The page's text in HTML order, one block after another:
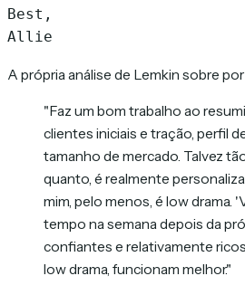
Best,
A própria análise de Lemkin sobre
"Faz um bom trabalho ao
clientes iniciais e tração, perfil
tamanho de mercado. Talvez
quanto, é realmente
mim, pelo menos, é low drama.
tempo na semana depois da
confiantes e relativamente
low drama, funcionam melhor."